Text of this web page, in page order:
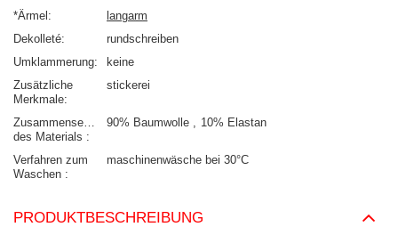
*Ärmel
langarm
Dekolleté
rundschreiben
Umklammerung
keine
Zusätzliche
Merkmale
stickerei
Zusammensetzung
des Materials
90% Baumwolle 10% Elastan
Verfahren zum
Waschen
maschinenwäsche bei 30°C
PRODUKTBESCHREIBUNG